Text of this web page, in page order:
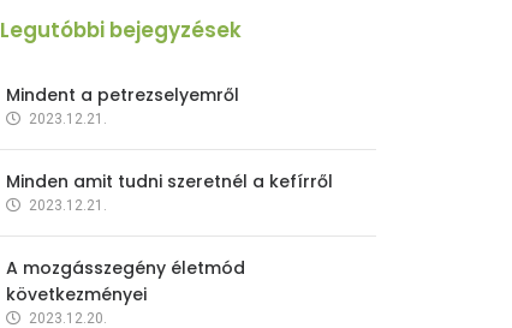
Legutóbbi bejegyzések
Mindent a petrezselyemről
2023.12.21.
Minden amit tudni szeretnél a kefírről
2023.12.21.
A mozgásszegény életmód
következményei
2023.12.20.